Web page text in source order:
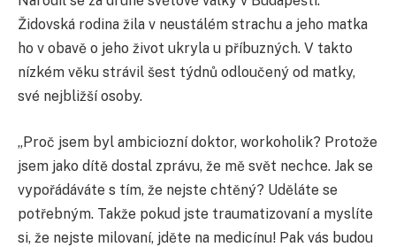
Židovská rodina žila v neustálém strachu a jeho matka
ho v obavě o jeho život ukryla u příbuzných. V takto
nízkém věku strávil šest týdnů odloučený od matky,
své nejbližší osoby.
„Proč jsem byl ambiciozní doktor, workoholik? Protože
jsem jako dítě dostal zprávu, že mě svět nechce. Jak se
vypořádáváte s tím, že nejste chtěný? Uděláte se
potřebným. Takže pokud jste traumatizovaní a myslíte
si, že nejste milovaní, jděte na medicínu! Pak vás budou